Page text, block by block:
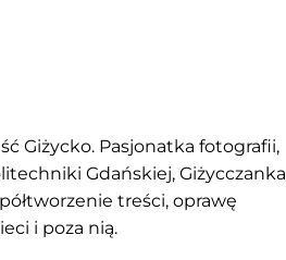
Giżycko. Pasjonatka fotografii,
Gdańskiej, Giżycczanka
treści, oprawę
i poza nią.